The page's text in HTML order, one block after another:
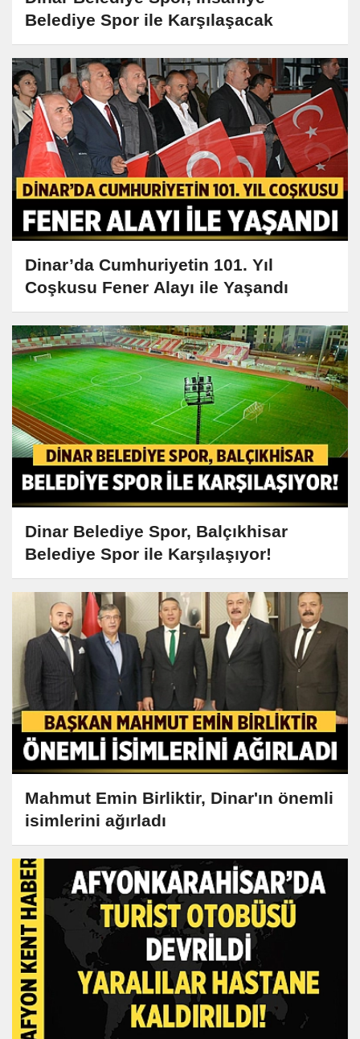
Belediye Spor ile Karşılaşacak
Dinar’da Cumhuriyetin 101. Yıl
Coşkusu Fener Alayı ile Yaşandı
Dinar Belediye Spor, Balçıkhisar
Belediye Spor ile Karşılaşıyor!
Mahmut Emin Birliktir, Dinar'ın önemli
isimlerini ağırladı